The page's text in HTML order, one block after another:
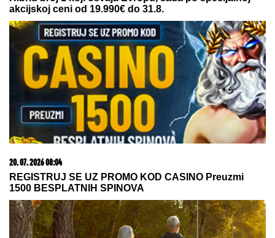
Voditeljki RTS-a TELO CELO U MIŠIĆIMA, skinula se
u bikini i pokazala RASNE OBLINE Skroz joj
popustile kočnice, slike sa odmora napravile dar-
mar
STRAVIČNA NESREĆA KOD
JASENOVIKA! Strahuje se da ima
TEŠKO POVREĐENIH, sve vrvi od
ŽENA MARKA JANKETIĆA U
KUPAĆEM!Glumac objavio slike sa
letovanja, razmenjuju nežnosti na
plaži: On bez majice, pokazao koliko
je posvećen otac
by Aklamator